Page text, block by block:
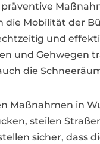
die Mobilität der
und
und Gehwegen
die
Maßnahmen in
steilen
sicher, dass